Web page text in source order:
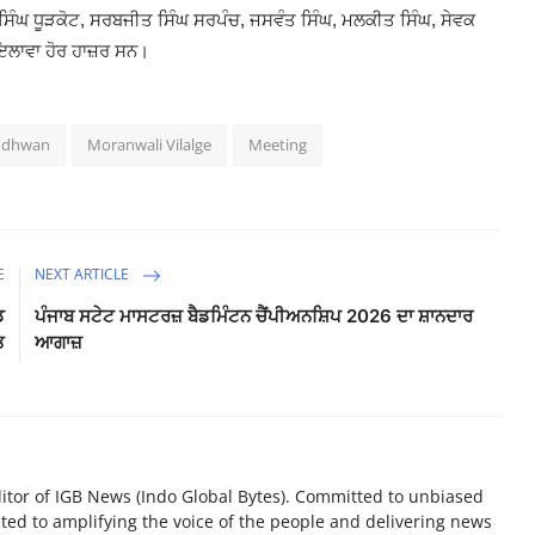
ਧੂੜਕੋਟ, ਸਰਬਜੀਤ ਸਿੰਘ ਸਰਪੰਚ, ਜਸਵੰਤ ਸਿੰਘ, ਮਲਕੀਤ ਸਿੰਘ, ਸੇਵਕ
ਹੋਰ ਹਾਜ਼ਰ ਸਨ।
Moranwali Vilalge Meeting
NEXT ARTICLE
ਪੰਜਾਬ ਸਟੇਟ ਮਾਸਟਰਜ਼ ਬੈਡਮਿੰਟਨ ਚੈਂਪੀਅਨਸ਼ਿਪ 2026 ਦਾ ਸ਼ਾਨਦਾਰ
ਆਗਾਜ਼
of IGB News (Indo Global Bytes). Committed to unbiased
to amplifying the voice of the people and delivering news